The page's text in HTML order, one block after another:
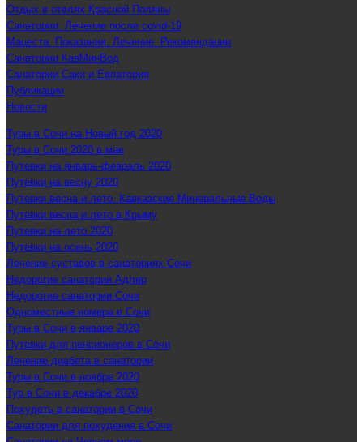
Отдых в отелях Красной Поляны
Санатории: Лечение после covid-19
Мацеста: Показания. Лечение. Рекомендации
Санатории КавМинВод
Санатории Саки и Евпатория
Публикации
Новости
Туры в Сочи на Новый год 2020
Туры в Сочи 2020 в мае
Путевки на январь-февраль 2020
Путевки на весну 2020
Путевки весна и лето. Кавказские Минеральные Воды
Путевки весна и лето в Крыму
Путевки на лето 2020
Путевки на осень 2020
Лечение суставов в санаториях Сочи
Недорогие санатории Адлер
Недорогие санатории Сочи
Одноместные номера в Сочи
Туры в Сочи в январе 2020
Путевки для пенсионеров в Сочи
Лечение диабета в санатории
Туры в Сочи в ноябре 2020
Тур в Сочи в декабре 2020
Похудеть в санатории в Сочи
Санатории для похудения в Сочи